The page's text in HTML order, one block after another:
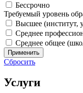
Бессрочно
Требуемый уровень
Высшее (институт,
Среднее
Среднее общее
Применить
Сбросить
Услуги